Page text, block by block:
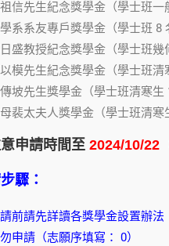
信先生紀念獎學金（學士班一
系系友專戶獎學金（學士班 8
盛教授紀念獎學金（學士班幾
模先生紀念獎學金（學士班清
坡先生獎學金（學士班清寒生
裴太夫人獎學金（學士班清寒
申請時間至 2024/10/22
驟：
前請先詳讀各獎學金設置辦法
申請（志願序填寫： 0）